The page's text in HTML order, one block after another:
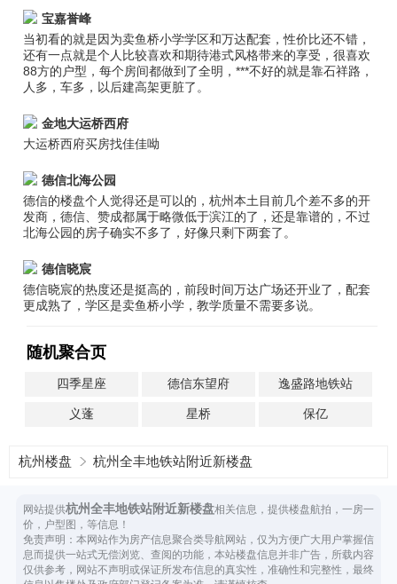
宝嘉誉峰
当初看的就是因为卖鱼桥小学学区和万达配套，性价比还不错，
还有一点就是个人比较喜欢和期待港式风格带来的享受，很喜欢
88方的户型，每个房间都做到了全明，***不好的就是靠石祥路，
人多，车多，以后建高架更脏了。
金地大运桥西府
大运桥西府买房找佳佳呦
德信北海公园
德信的楼盘个人觉得还是可以的，杭州本土目前几个差不多的开
发商，德信、赞成都属于略微低于滨江的了，还是靠谱的，不过
北海公园的房子确实不多了，好像只剩下两套了。
德信晓宸
德信晓宸的热度还是挺高的，前段时间万达广场还开业了，配套
更成熟了，学区是卖鱼桥小学，教学质量不需要多说。
随机聚合页
四季星座 德信东望府 逸盛路地铁站
义蓬 星桥 保亿
杭州楼盘 杭州全丰地铁站附近新楼盘
网站提供杭州全丰地铁站附近新楼盘相关信息，提供楼盘航拍，一房一
价，户型图，等信息！
免责声明：本网站作为房产信息聚合类导航网站，仅为方便广大用户掌握信
息而提供一站式无偿浏览、查阅的功能，本站楼盘信息并非广告，所载内容
仅供参考，网站不声明或保证所发布信息的真实性，准确性和完整性，最终